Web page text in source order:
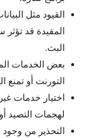
القيود مثل
المقيدة قد تؤثر
البث.
بعض الخدمات
التورنت أو
اختيار خدمات
لهجمات التصيد
التحذير من